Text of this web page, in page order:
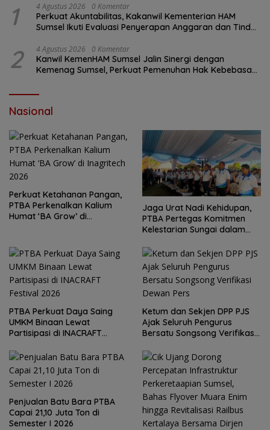
1 4 Agustus 2026 0 Komentar
Perkuat Akuntabilitas, Kakanwil Kementerian HAM
Sumsel Ikuti Evaluasi Penyerapan Anggaran dan Tindak
2 4 Agustus 2026 0 Komentar
Kanwil KemenHAM Sumsel Jalin Sinergi dengan
Kemenag Sumsel, Perkuat Pemenuhan Hak Kebebasan
Nasional
Perkuat Ketahanan Pangan,
PTBA Perkenalkan Kalium
Humat ‘BA Grow’ di
Jaga Urat Nadi Kehidupan,
PTBA Pertegas Komitmen
Kelestarian Sungai dalam
2026
PTBA Perkuat Daya Saing
UMKM Binaan Lewat
Partisipasi di INACRAFT
Ketum dan Sekjen DPP PJS
Ajak Seluruh Pengurus
Bersatu Songsong Verifikasi
Penjualan Batu Bara PTBA
Capai 21,10 Juta Ton di
Semester I 2026